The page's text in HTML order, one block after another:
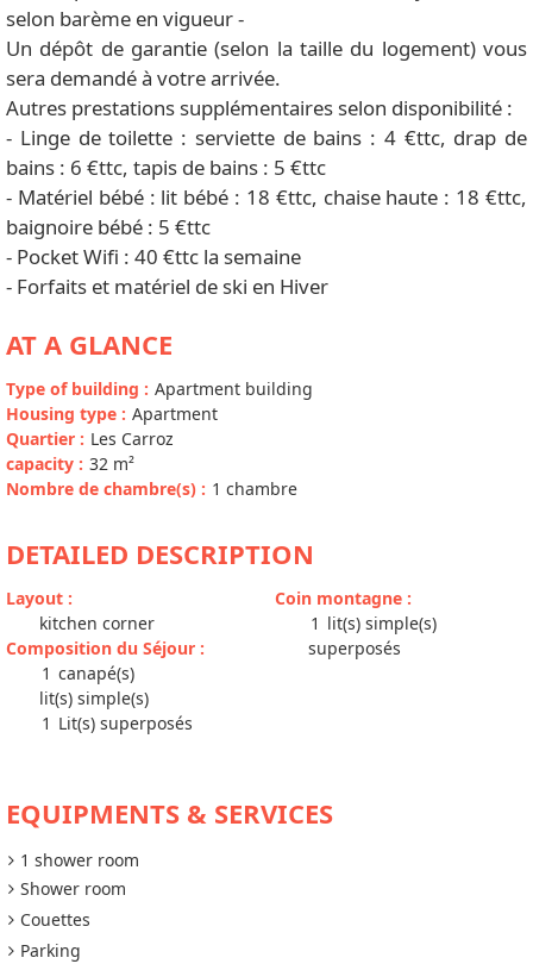
selon barème en vigueur -
Un dépôt de garantie (selon la taille du logement) vous
sera demandé à votre arrivée.
Autres prestations supplémentaires selon disponibilité :
- Linge de toilette : serviette de bains : 4 €ttc, drap de
bains : 6 €ttc, tapis de bains : 5 €ttc
- Matériel bébé : lit bébé : 18 €ttc, chaise haute : 18 €ttc,
baignoire bébé : 5 €ttc
- Pocket Wifi : 40 €ttc la semaine
- Forfaits et matériel de ski en Hiver
AT A GLANCE
Type of building : Apartment building
Housing type : Apartment
Quartier : Les Carroz
capacity : 32 m²
Nombre de chambre(s) : 1 chambre
DETAILED DESCRIPTION
Layout :
kitchen corner
Composition du Séjour :
1 canapé(s)
lit(s) simple(s)
1 Lit(s) superposés
Coin montagne :
1 lit(s) simple(s)
superposés
EQUIPMENTS & SERVICES
1 shower room
Shower room
Couettes
Parking